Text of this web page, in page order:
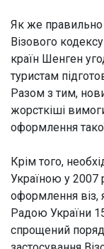
Як же правильно
Візового
країн Шенген
туристам
Разом з тим,
жорсткіші
оформлення
Крім того,
Україною у 2007
оформлення віз,
Радою України
спрощений